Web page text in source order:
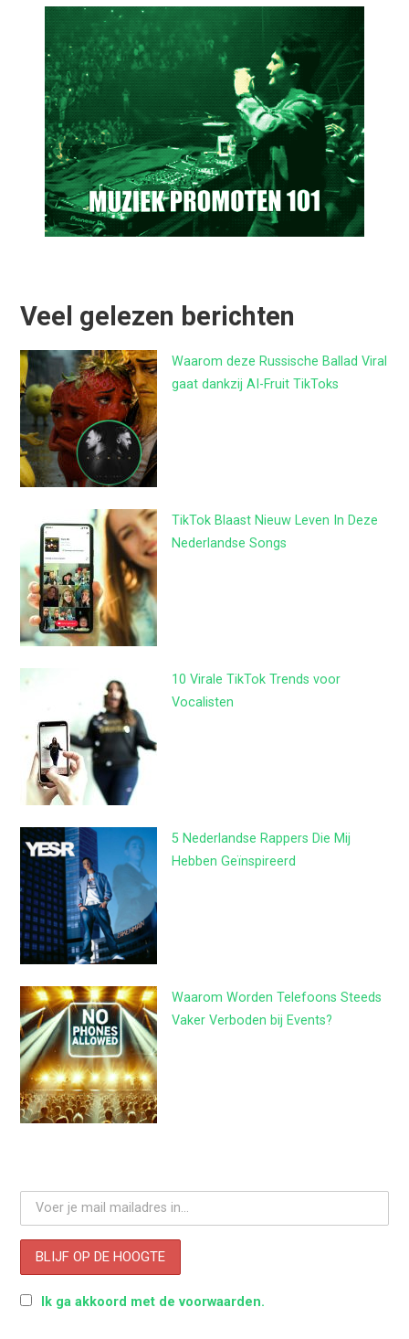
Veel gelezen berichten
Waarom deze Russische Ballad Viral
gaat dankzij AI-Fruit TikToks
TikTok Blaast Nieuw Leven In Deze
Nederlandse Songs
10 Virale TikTok Trends voor
Vocalisten
5 Nederlandse Rappers Die Mij
Hebben Geïnspireerd
Waarom Worden Telefoons Steeds
Vaker Verboden bij Events?
Ik ga akkoord met de voorwaarden.